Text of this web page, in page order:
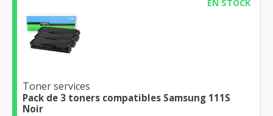
EN STOCK
Toner services
Pack de 3 toners compatibles Samsung 111S
Noir